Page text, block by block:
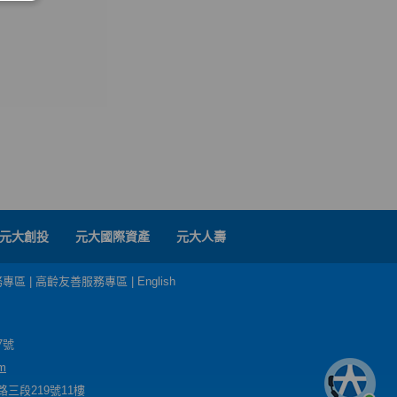
元大創投 元大國際資產 元大人壽
區 高齡友善服務專區 English
號
三段219號11樓